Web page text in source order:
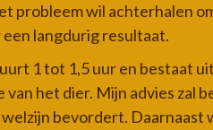
probleem wil achterhalen
langdurig resultaat.
1 tot 1,5 uur en bestaat
van het dier. Mijn advies zal
bevordert. Daarnaast